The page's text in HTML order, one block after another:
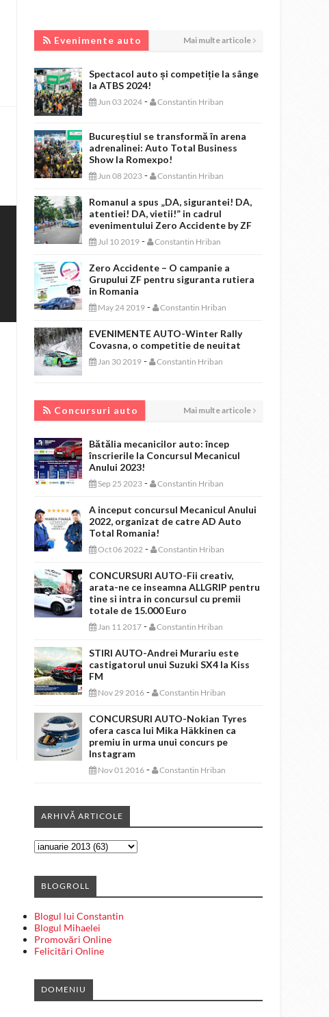
Evenimente auto Mai multe articole
Spectacol auto și competiție la sânge
la ATBS 2024!
Jun 03 2024 - Constantin Hriban
Bucureștiul se transformă în arena
adrenalinei: Auto Total Business
Show la Romexpo!
Jun 08 2023 - Constantin Hriban
Romanul a spus „DA, sigurantei! DA,
atentiei! DA, vietii!” in cadrul
evenimentului Zero Accidente by ZF
Jul 10 2019 - Constantin Hriban
Zero Accidente – O campanie a
Grupului ZF pentru siguranta rutiera
in Romania
May 24 2019 - Constantin Hriban
EVENIMENTE AUTO-Winter Rally
Covasna, o competitie de neuitat
Jan 30 2019 - Constantin Hriban
Concursuri auto Mai multe articole
Bătălia mecanicilor auto: încep
înscrierile la Concursul Mecanicul
Anului 2023!
Sep 25 2023 - Constantin Hriban
A inceput concursul Mecanicul Anului
2022, organizat de catre AD Auto
Total Romania!
Oct 06 2022 - Constantin Hriban
CONCURSURI AUTO-Fii creativ,
arata-ne ce inseamna ALLGRIP pentru
tine si intra in concursul cu premii
totale de 15.000 Euro
Jan 11 2017 - Constantin Hriban
STIRI AUTO-Andrei Murariu este
castigatorul unui Suzuki SX4 la Kiss
FM
Nov 29 2016 - Constantin Hriban
CONCURSURI AUTO-Nokian Tyres
ofera casca lui Mika Häkkinen ca
premiu in urma unui concurs pe
Instagram
Nov 01 2016 - Constantin Hriban
ARHIVĂ ARTICOLE
BLOGROLL
Blogul lui Constantin
Blogul Mihaelei
Promovări Online
Felicitări Online
DOMENIU